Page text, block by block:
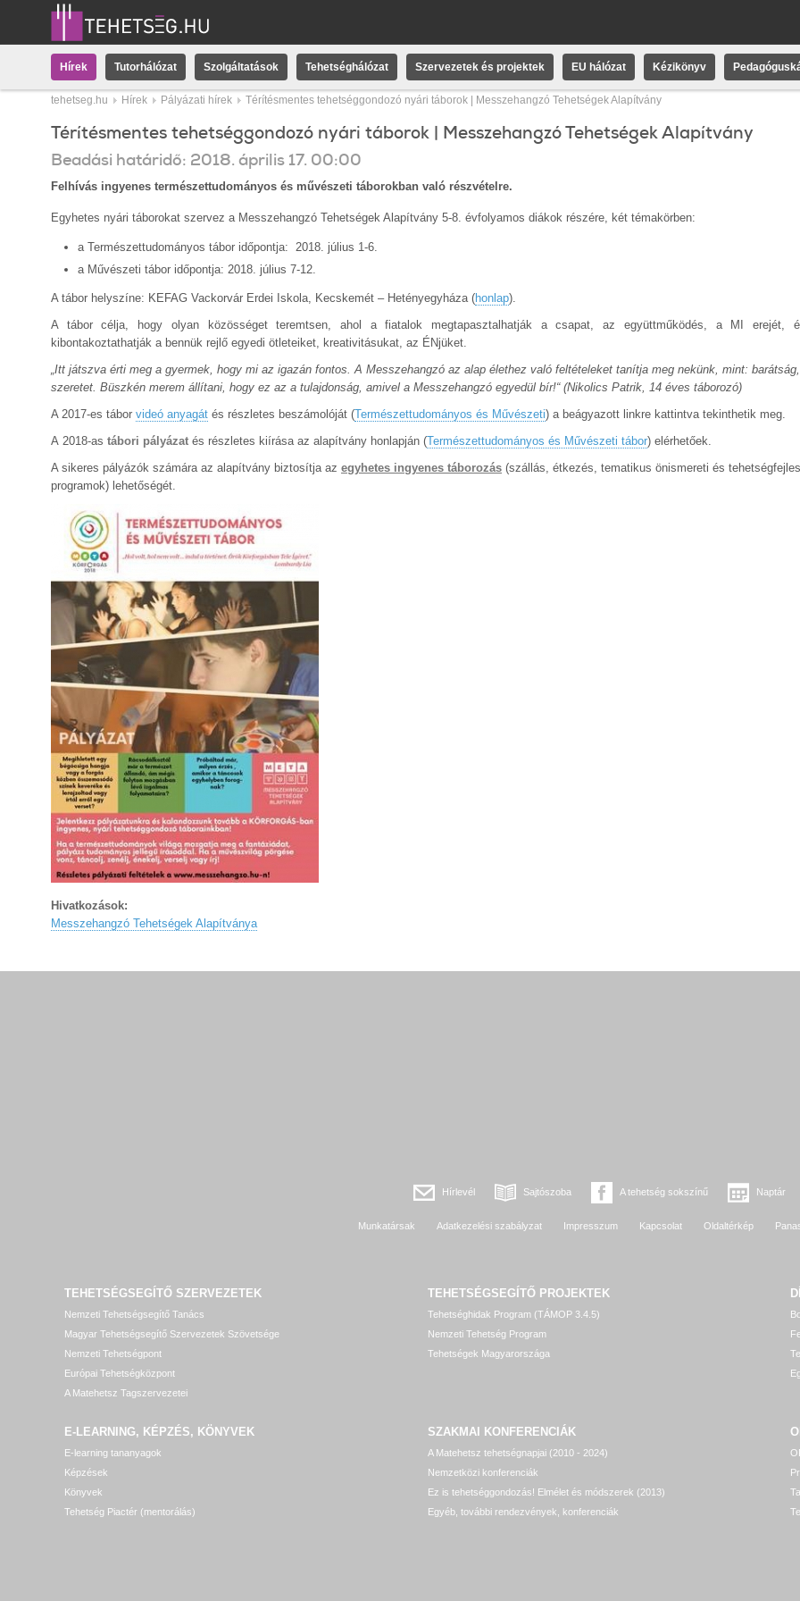
Hírek Tutorhálózat Szolgáltatások Tehetséghálózat Szervezetek és projektek EU hálózat Kézikönyv
tehetseg.hu Hírek Pályázati hírek Térítésmentes tehetséggondozó nyári táborok | Messzehangzó Tehetségek Alapítvány
Térítésmentes tehetséggondozó nyári táborok | Messzehangzó Tehetségek Alapítvány
Beadási határidő: 2018. április 17. 00:00
Felhívás ingyenes természettudományos és művészeti táborokban való részvételre.
Egyhetes nyári táborokat szervez a Messzehangzó Tehetségek Alapítvány 5-8. évfolyamos diákok részére, két témakörben:
a Természettudományos tábor időpontja: 2018. július 1-6.
a Művészeti tábor időpontja: 2018. július 7-12.
A tábor helyszíne: KEFAG Vackorvár Erdei Iskola, Kecskemét – Hetényegyháza (honlap).
A tábor célja, hogy olyan közösséget teremtsen, ahol a fiatalok megtapasztalhatják a csapat, az együttműködés, a MI erejét,
kibontakoztathatják a bennük rejlő egyedi ötleteiket, kreativitásukat, az ÉNjüket.
„Itt játszva érti meg a gyermek, hogy mi az igazán fontos. A Messzehangzó az alap élethez való feltételeket tanítja meg nekünk, mint:
szeretet. Büszkén merem állítani, hogy ez az a tulajdonság, amivel a Messzehangzó egyedül bír!“ (Nikolics Patrik, 14 éves táborozó)
A 2017-es tábor videó anyagát és részletes beszámolóját (Természettudományos és Művészeti) a beágyazott linkre kattintva tekinthetik meg.
A 2018-as tábori pályázat és részletes kiírása az alapítvány honlapján (Természettudományos és Művészeti tábor) elérhetőek.
A sikeres pályázók számára az alapítvány biztosítja az egyhetes ingyenes táborozás (szállás, étkezés, tematikus önismereti és
programok) lehetőségét.
Hivatkozások:
Messzehangzó Tehetségek Alapítványa
Hírlevél Sajtószoba A tehetség sokszínű Naptár
Munkatársak Adatkezelési szabályzat Impresszum Kapcsolat Oldaltérkép
TEHETSÉGSEGÍTŐ SZERVEZETEK
Nemzeti Tehetségsegítő Tanács
Magyar Tehetségsegítő Szervezetek Szövetsége
Nemzeti Tehetségpont
Európai Tehetségközpont
A Matehetsz Tagszervezetei
TEHETSÉGSEGÍTŐ PROJEKTEK
Tehetséghidak Program (TÁMOP 3.4.5)
Nemzeti Tehetség Program
Tehetségek Magyarországa
E-LEARNING, KÉPZÉS, KÖNYVEK
E-learning tananyagok
Képzések
Könyvek
Tehetség Piactér (mentorálás)
SZAKMAI KONFERENCIÁK
A Matehetsz tehetségnapjai (2010 - 2024)
Nemzetközi konferenciák
Ez is tehetséggondozás! Elmélet és módszerek (2013)
Egyéb, további rendezvények, konferenciák